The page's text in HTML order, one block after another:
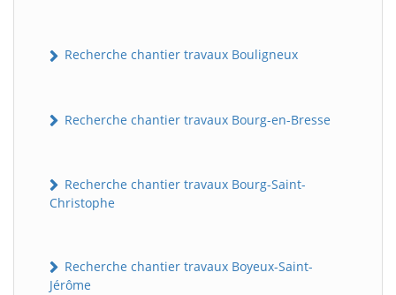
Recherche chantier travaux Bouligneux
Recherche chantier travaux Bourg-en-Bresse
Recherche chantier travaux Bourg-Saint-
Christophe
Recherche chantier travaux Boyeux-Saint-
Jérôme